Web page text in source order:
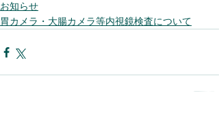
お知らせ
胃カメラ・大腸カメラ等内視鏡検査について